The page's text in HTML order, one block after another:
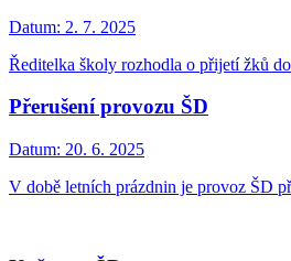
Datum: 2. 7. 2025
Ředitelka školy rozhodla o přijetí žků
Přerušení provozu ŠD
Datum: 20. 6. 2025
V době letních prázdnin je provoz ŠD